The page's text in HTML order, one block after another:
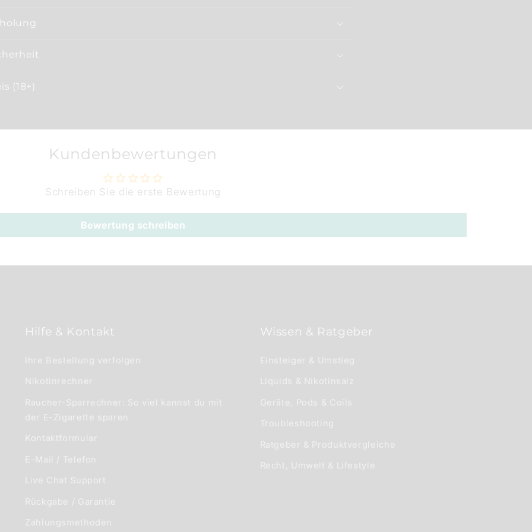
(18+)
Kundenbewertungen
Schreiben Sie die erste Bewertung
Bewertung schreiben
Hilfe & Kontakt
Ihre Bestellung verfolgen
Nikotinrechner
Raucher-Sparrechner: So viel kannst du mit
der E-Zigarette sparen
Kontaktformular
E-Mail / Telefon
Live Chat Support
Rückgabe / Garantie
Zahlungsmethoden
Wissen & Ratgeber
Einsteiger & Umstieg
Liquids & Nikotinsalz
Geräte, Pods & Coils
Troubleshooting
Ratgeber & Produktvergleiche
Recht, Umwelt & Lifestyle